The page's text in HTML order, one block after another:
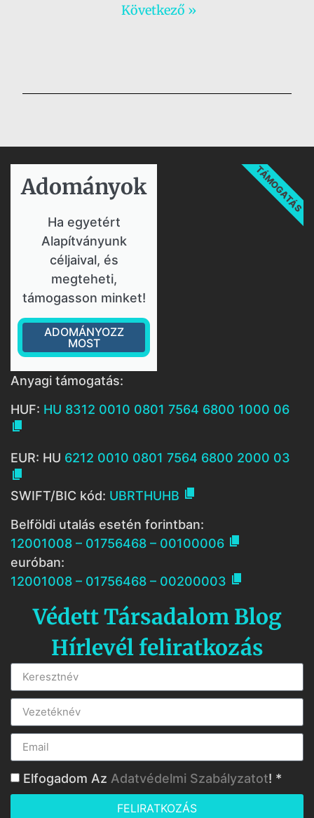
Következő »
Adományok​
Ha egyetért
Alapítványunk
céljaival, és
megteheti,
támogasson minket!
ADOMÁNYOZZ
MOST
TÁMOGATÁS
Anyagi támogatás:
HUF: HU 8312 0010 0801 7564 6800 1000 06

EUR: HU 6212 0010 0801 7564 6800 2000 03

SWIFT/BIC kód: UBRTHUHB 
Belföldi utalás esetén forintban:
12001008 – 01756468 – 00100006 
euróban:
12001008 – 01756468 – 00200003 
Védett Társadalom Blog
Hírlevél feliratkozás
Elfogadom Az Adatvédelmi Szabályzatot! *
FELIRATKOZÁS